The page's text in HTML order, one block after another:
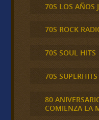
70S LOS AÑOS
70S ROCK
70S SOUL HITS
70S SUPERHITS
80
COMIENZA LA